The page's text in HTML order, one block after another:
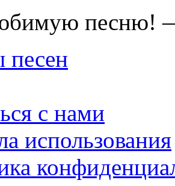
песню!
песен
с нами
использования